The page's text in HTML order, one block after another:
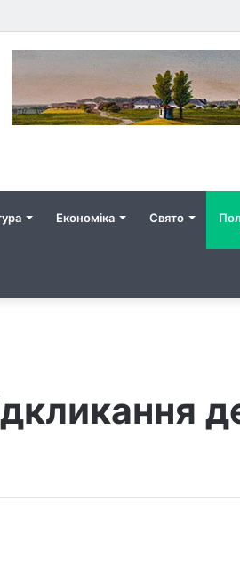
Економіка Свято